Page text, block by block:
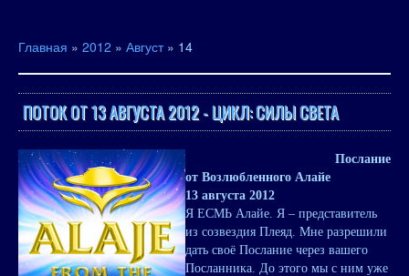
Главная » 2012 » Август » 14
ПОТОК ОТ 13 АВГУСТА 2012 - ЦИКЛ: СИЛЫ СВЕТА
Послание
от Возлюбленного Алайе
13 августа 2012
Я ЕСМЬ Алайе. Я – представитель
из созвездия Плеяд. Мне разрешили
дать своё Послание через вашего
Посланника. До этого мы с ним уже